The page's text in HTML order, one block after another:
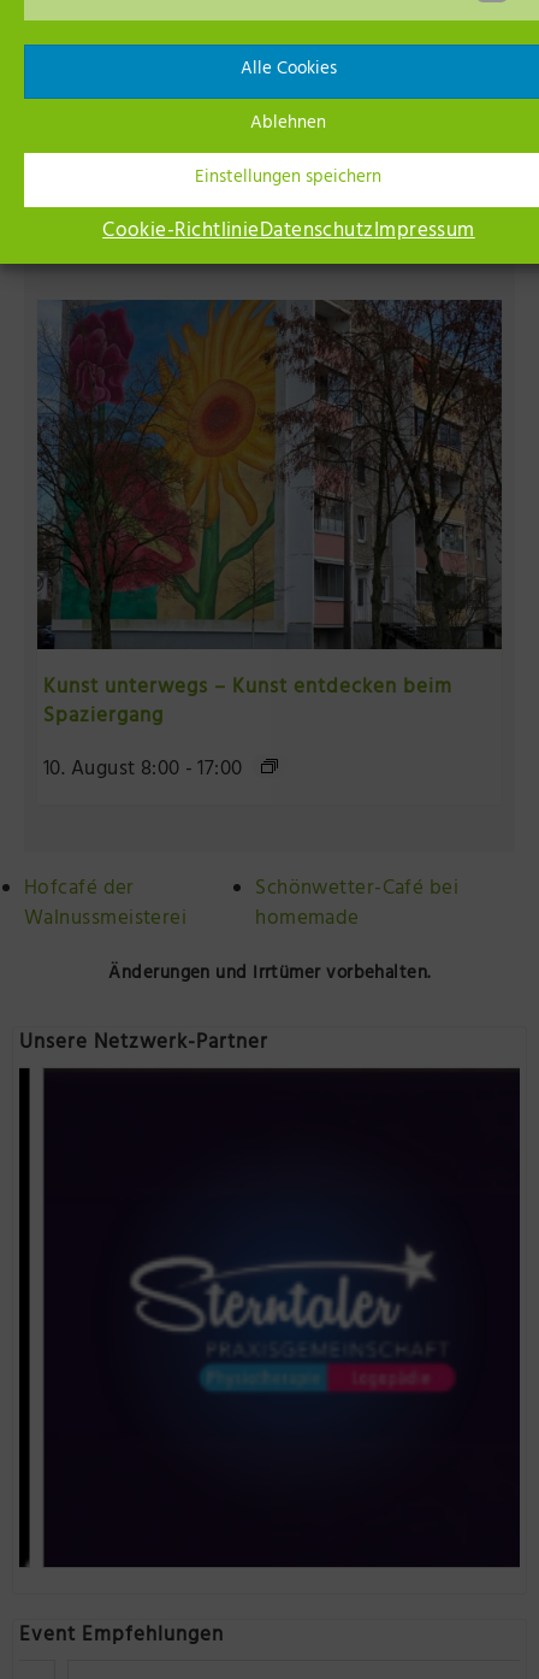
Alle Cookies
Ablehnen
Einstellungen speichern
Cookie-RichtlinieDatenschutzImpressum
Wechselausstellung im Museum Neuruppin
9. August 14:00
Kunst unterwegs – Kunst entdecken beim
Spaziergang
10. August 8:00-17:00
Hofcafé der
Walnussmeisterei
Schönwetter-Café bei
homemade
Änderungen und Irrtümer vorbehalten.
Unsere Netzwerk-Partner
Event Empfehlungen